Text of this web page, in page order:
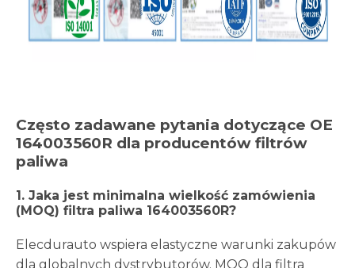
Często zadawane pytania dotyczące OE
164003560R dla producentów filtrów
paliwa
1. Jaka jest minimalna wielkość zamówienia
(MOQ) filtra paliwa 164003560R?
Elecdurauto wspiera elastyczne warunki zakupów
dla globalnych dystrybutorów. MOQ dla filtra